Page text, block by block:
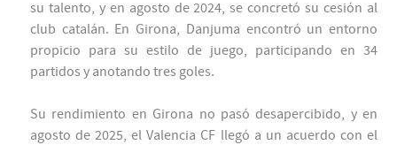
su talento, y en agosto de 2024, se concretó su cesión al
club catalán. En Girona, Danjuma encontró un entorno
propicio para su estilo de juego, participando en 34
partidos y anotando tres goles.
Su rendimiento en Girona no pasó desapercibido, y en
agosto de 2025, el Valencia CF llegó a un acuerdo con el